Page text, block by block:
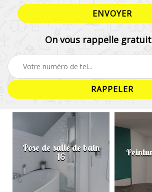
On vous rappelle
Pose de salle de bain
16